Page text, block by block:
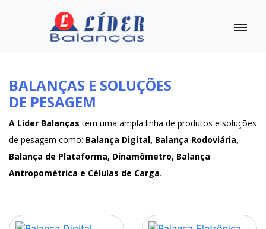
BALANÇAS E SOLUÇÕES
DE PESAGEM
A Líder Balanças tem uma ampla linha de produtos e soluções
de pesagem como: Balança Digital, Balança Rodoviária,
Balança de Plataforma, Dinamômetro, Balança
Antropométrica e Células de Carga.